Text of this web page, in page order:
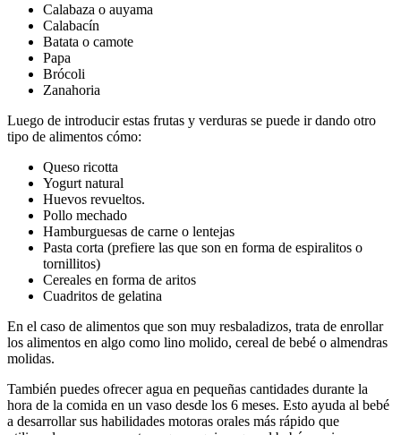
Calabaza o auyama
Calabacín
Batata o camote
Papa
Brócoli
Zanahoria
Luego de introducir estas frutas y verduras se puede ir dando otro
tipo de alimentos cómo:
Queso ricotta
Yogurt natural
Huevos revueltos.
Pollo mechado
Hamburguesas de carne o lentejas
Pasta corta (prefiere las que son en forma de espiralitos o
tornillitos)
Cereales en forma de aritos
Cuadritos de gelatina
En el caso de alimentos que son muy resbaladizos, trata de enrollar
los alimentos en algo como lino molido, cereal de bebé o almendras
molidas.
También puedes ofrecer agua en pequeñas cantidades durante la
hora de la comida en un vaso desde los 6 meses. Esto ayuda al bebé
a desarrollar sus habilidades motoras orales más rápido que